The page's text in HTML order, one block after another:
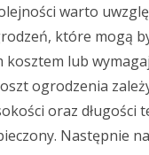
warto
które mogą
kosztem lub
ogrodzenia
oraz długości
Następnie